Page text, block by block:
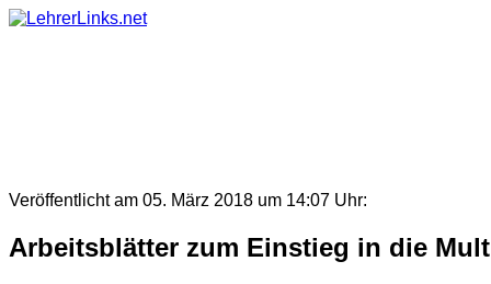
Skip
Veröffentlicht am 05. März 2018 um 14:07 Uhr:
Arbeitsblätter zum Einstieg in die